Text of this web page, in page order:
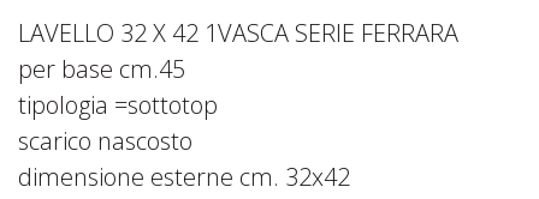
LAVELLO 32 X 42 1VASCA SERIE FERRARA
per base cm.45
tipologia =sottotop
scarico nascosto
dimensione esterne cm. 32x42